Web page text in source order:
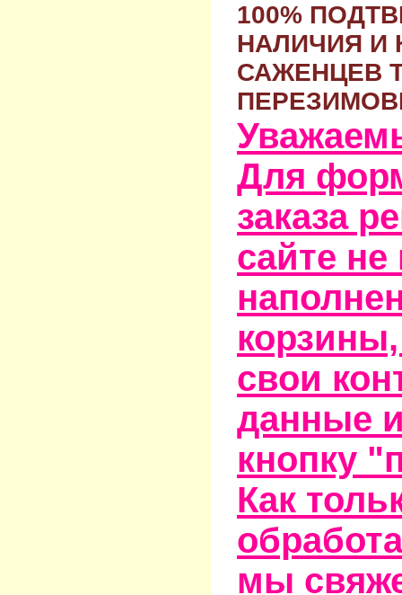
100%
НАЛИЧИЯ И
САЖЕНЦЕВ
Для
заказа
сайте
свои
данные
кнопку
Как
мы